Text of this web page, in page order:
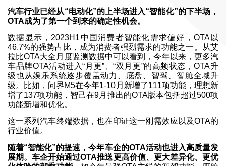
汽车行业已经从“电动化”的上半场进入“智能化”的下半场，
OTA成为了第一个到来的确定性机会。
数据显示，2023H1中国消费者智能化需求偏好，OTA以
46.7%的强势占比，成为消费者强烈需求的功能之一。从艾
拉比OTA大全月度监测数据中可以看到，今年以来，更多汽
车品牌OTA活动进入“月更”、“双月更”的高频状态，OTA升
级也从娱乐系统逐步覆盖动力、底盘、智驾、智舱全域升
级。比如，问界M5在今年1-10月新增了111项功能，理想新
增了137项功能，智己在9月推出的OTA版本包括超过500项
功能新增和优化。
这一系列汽车终端数据，也在印证这一刚需效应以及OTA的
行业价值。
随着“智能化”的提速，今年车企的OTA活动也进入高质量发
展期。车企开始通过OTA推送更高价值、更大差异化、更优